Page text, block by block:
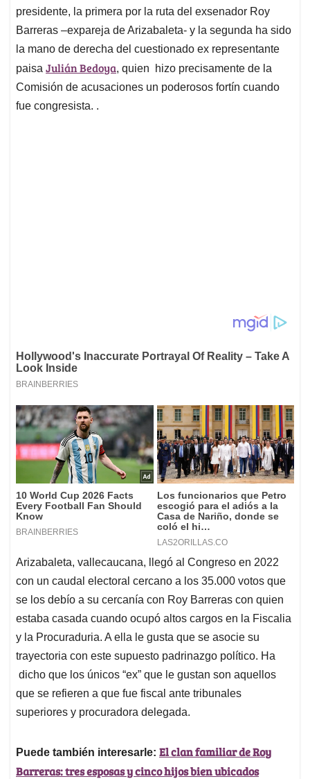
presidente, la primera por la ruta del exsenador Roy
Barreras –expareja de Arizabaleta- y la segunda ha sido
la mano de derecha del cuestionado ex representante
paisa Julián Bedoya, quien hizo precisamente de la
Comisión de acusaciones un poderosos fortín cuando
fue congresista. .
Arizabaleta, vallecaucana, llegó al Congreso en 2022
con un caudal electoral cercano a los 35.000 votos que
se los debío a su cercanía con Roy Barreras con quien
estaba casada cuando ocupó altos cargos en la Fiscalia
y la Procuraduria. A ella le gusta que se asocie su
trayectoria con este supuesto padrinazgo político. Ha
dicho que los únicos “ex” que le gustan son aquellos
que se refieren a que fue fiscal ante tribunales
superiores y procuradora delegada.
Puede también interesarle: El clan familiar de Roy
Barreras: tres esposas y cinco hijos bien ubicados